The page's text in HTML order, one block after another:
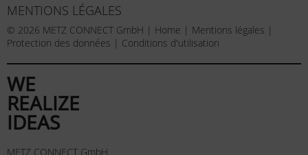
MENTIONS LÉGALES
© 2026 METZ CONNECT GmbH | Home | Mentions légales |
Protection des données | Conditions d'utilisation
WE
REALIZE
IDEAS
METZ CONNECT GmbH